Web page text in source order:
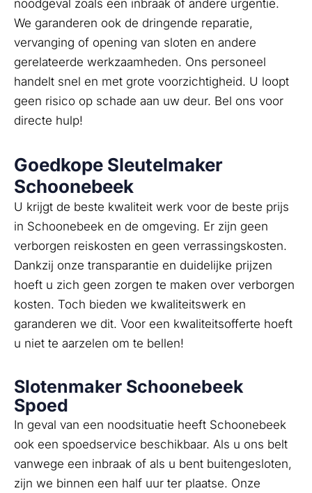
noodgeval zoals een inbraak of andere urgentie.
We garanderen ook de dringende reparatie,
vervanging of opening van sloten en andere
gerelateerde werkzaamheden. Ons personeel
handelt snel en met grote voorzichtigheid. U loopt
geen risico op schade aan uw deur. Bel ons voor
directe hulp!
Goedkope Sleutelmaker
Schoonebeek
U krijgt de beste kwaliteit werk voor de beste prijs
in Schoonebeek en de omgeving. Er zijn geen
verborgen reiskosten en geen verrassingskosten.
Dankzij onze transparantie en duidelijke prijzen
hoeft u zich geen zorgen te maken over verborgen
kosten. Toch bieden we kwaliteitswerk en
garanderen we dit. Voor een kwaliteitsofferte hoeft
u niet te aarzelen om te bellen!
Slotenmaker Schoonebeek
Spoed
In geval van een noodsituatie heeft Schoonebeek
ook een spoedservice beschikbaar. Als u ons belt
vanwege een inbraak of als u bent buitengesloten,
zijn we binnen een half uur ter plaatse. Onze